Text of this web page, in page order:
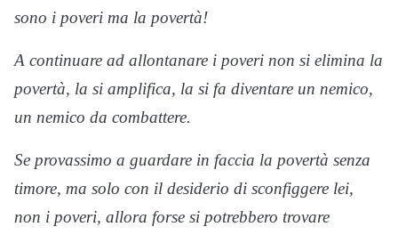
sono i poveri ma la povertà!
A continuare ad allontanare i poveri non si elimina la
povertà, la si amplifica, la si fa diventare un nemico,
un nemico da combattere.
Se provassimo a guardare in faccia la povertà senza
timore, ma solo con il desiderio di sconfiggere lei,
non i poveri, allora forse si potrebbero trovare